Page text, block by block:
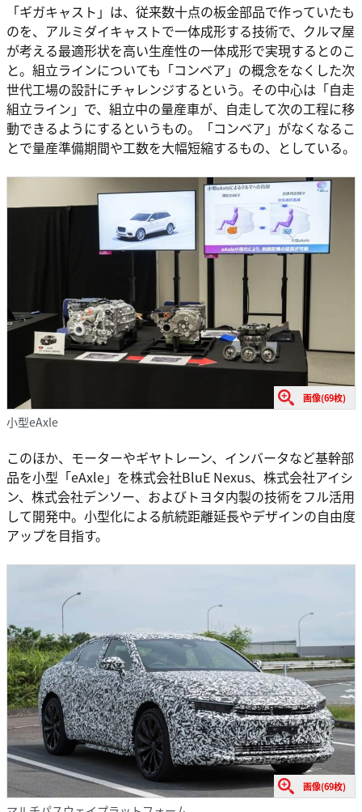
「ギガキャスト」は、従来数十点の板金部品で作っていたも
のを、アルミダイキャストで一体成形する技術で、クルマ屋
が考える最適形状を高い生産性の一体成形で実現するとのこ
と。組立ラインについても「コンベア」の概念をなくした次
世代工場の設計にチャレンジするという。その中心は「自走
組立ライン」で、組立中の量産車が、自走して次の工程に移
動できるようにするというもの。「コンベア」がなくなるこ
とで量産準備期間や工数を大幅短縮するもの、としている。
画像(69枚)
小型eAxle
このほか、モーターやギヤトレーン、インバータなど基幹部
品を小型「eAxle」を株式会社BluE Nexus、株式会社アイシ
ン、株式会社デンソー、およびトヨタ内製の技術をフル活用
して開発中。小型化による航続距離延長やデザインの自由度
アップを目指す。
画像(69枚)